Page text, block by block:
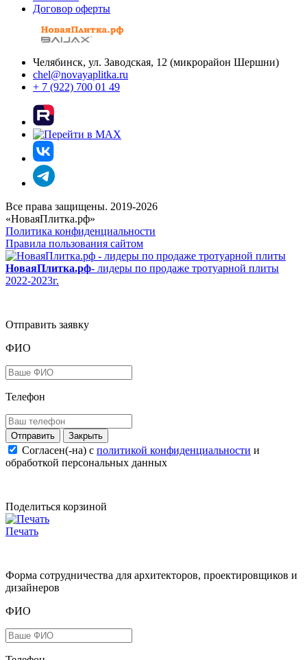
Договор оферты
Челябинск, ул. Заводская, 12 (микрорайон Шершни)
chel@novayaplitka.ru
+ 7 (922) 700 01 49
Все права защищены. 2019-2026
«НоваяПлитка.рф»
Политика конфиденциальности
Правила пользования сайтом
НоваяПлитка.рф- лидеры по продаже тротуарной плиты
2022-2023г.
Отправить заявку
ФИО
Телефон
Закрыть
Согласен(-на) c политикой конфиденциальности и
обработкой персональных данных
Поделиться корзиной
Печать
Форма сотрудничества для архитекторов, проектировщиков и
дизайнеров
ФИО